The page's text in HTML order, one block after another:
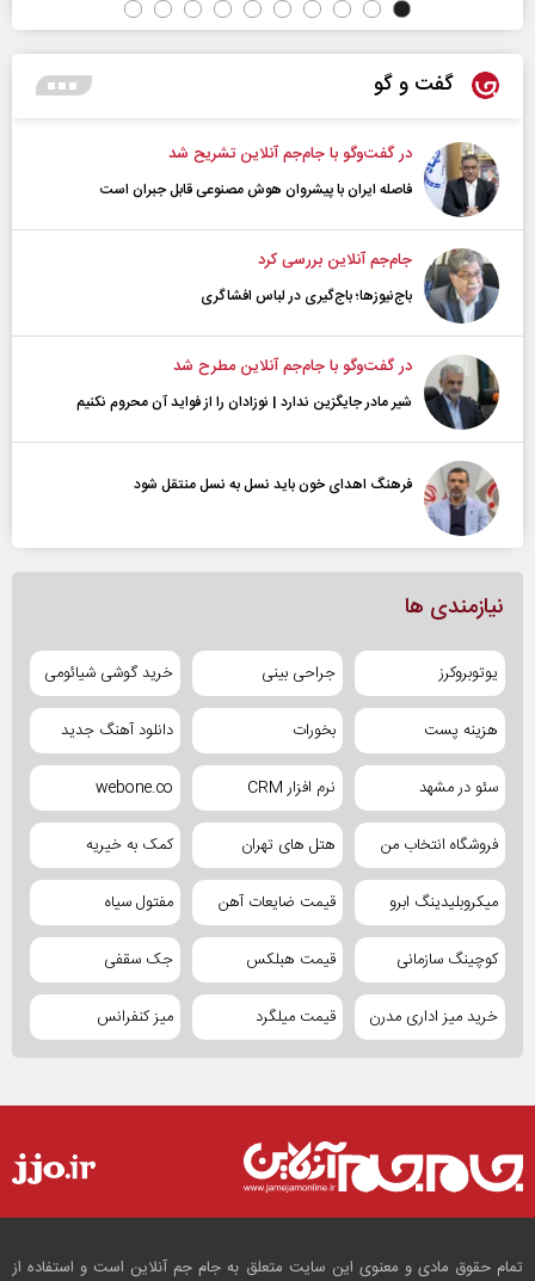
گفت و گو
در گفت‌و‌گو با جام‌جم آنلاین تشریح شد
فاصله ایران با پیشرو‌ان هوش مصنوعی قابل جبران است
جام‌جم آنلاین بررسی کرد
باج‌نیوزها؛ باج‌گیری در لباس افشاگری
در گفت‌و‌گو با جام‌جم آنلاین مطرح شد
شیر مادر جایگزین ندارد | نوزادان را از فواید آن محروم نکنیم
فرهنگ اهدای خون باید نسل به نسل منتقل شود
نیازمندی ها
یوتوبروکرز جراحی بینی خرید گوشی شیائومی
هزینه پست بخورات دانلود آهنگ جدید
سئو در مشهد نرم افزار CRM webone.co
فروشگاه انتخاب من هتل های تهران کمک به خیریه
میکروبلیدینگ ابرو قیمت ضایعات آهن مفتول سیاه
کوچینگ سازمانی قیمت هبلکس جک سقفی
خرید میز اداری مدرن قیمت میلگرد میز کنفرانس
تمام حقوق مادی و معنوی این سایت متعلق به جام جم آنلاین است و استفاده از